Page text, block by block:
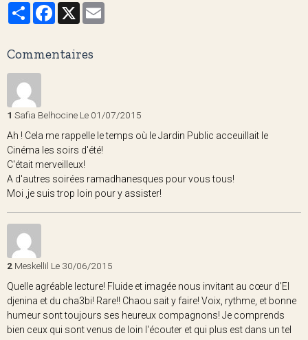
PartagerFacebook
X
Commentaires
1 Safia Belhocine Le 01/07/2015
Ah ! Cela me rappelle le temps où le Jardin Public acceuillait le
Cinéma les soirs d'été!
C'était merveilleux!
A d'autres soirées ramadhanesques pour vous tous!
Moi ,je suis trop loin pour y assister!
2 Meskellil Le 30/06/2015
Quelle agréable lecture! Fluide et imagée nous invitant au cœur d'El
djenina et du cha3bi! Rare!! Chaou sait y faire! Voix, rythme, et bonne
humeur sont toujours ses heureux compagnons! Je comprends
bien ceux qui sont venus de loin l'écouter et qui plus est dans un tel